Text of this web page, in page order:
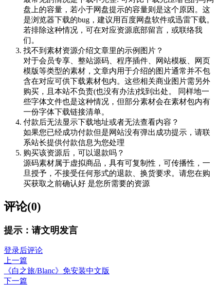
盘上的容量，若小于网盘提示的容量则是这个原因。这
是浏览器下载的bug，建议用百度网盘软件或迅雷下载。
若排除这种情况，可在对应资源底部留言，或联络我
们。
找不到素材资源介绍文章里的示例图片？
对于会员专享、整站源码、程序插件、网站模板、网页
模版等类型的素材，文章内用于介绍的图片通常并不包
含在对应可供下载素材包内。这些相关商业图片需另外
购买，且本站不负责(也没有办法)找到出处。 同样地一
些字体文件也是这种情况，但部分素材会在素材包内有
一份字体下载链接清单。
付款后无法显示下载地址或者无法查看内容？
如果您已经成功付款但是网站没有弹出成功提示，请联
系站长提供付款信息为您处理
购买该资源后，可以退款吗？
源码素材属于虚拟商品，具有可复制性，可传播性，一
旦授予，不接受任何形式的退款、换货要求。请您在购
买获取之前确认好 是您所需要的资源
评论(0)
提示：请文明发言
登录后评论
上一篇
《白之旅/Blanc》免安装中文版
下一篇